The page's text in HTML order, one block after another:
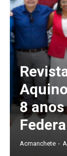
8
Acmanchete -